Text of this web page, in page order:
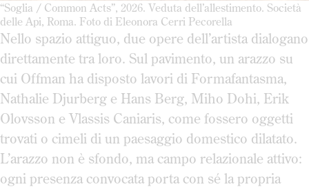
“Soglia / Common Acts”, 2026. Veduta dell’allestimento. Società
delle Api, Roma. Foto di Eleonora Cerri Pecorella
Nello spazio attiguo, due opere dell’artista dialogano
direttamente tra loro. Sul pavimento, un arazzo su
cui Offman ha disposto lavori di Formafantasma,
Nathalie Djurberg e Hans Berg, Miho Dohi, Erik
Olovsson e Vlassis Caniaris, come fossero oggetti
trovati o cimeli di un paesaggio domestico dilatato.
L’arazzo non è sfondo, ma campo relazionale attivo:
ogni presenza convocata porta con sé la propria